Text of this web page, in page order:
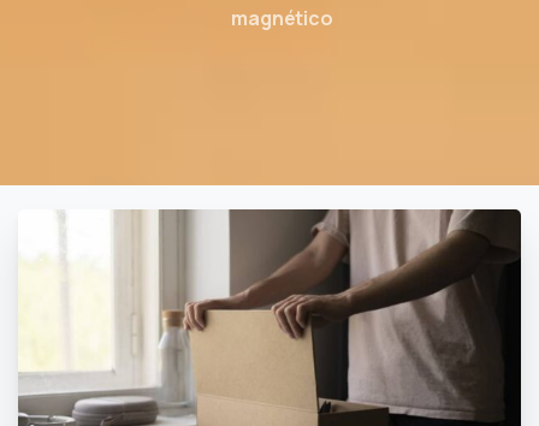
magnético